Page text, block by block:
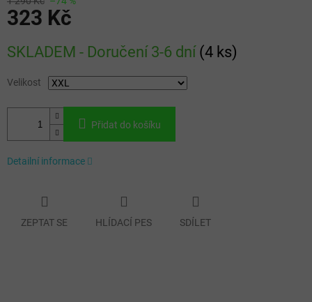
323 Kč
cena:
SKLADEM - Doručení 3-6 dní (4 ks)
Velikost
Přidat do košíku
Detailní informace
ZEPTAT SE HLÍDACÍ PES SDÍLET